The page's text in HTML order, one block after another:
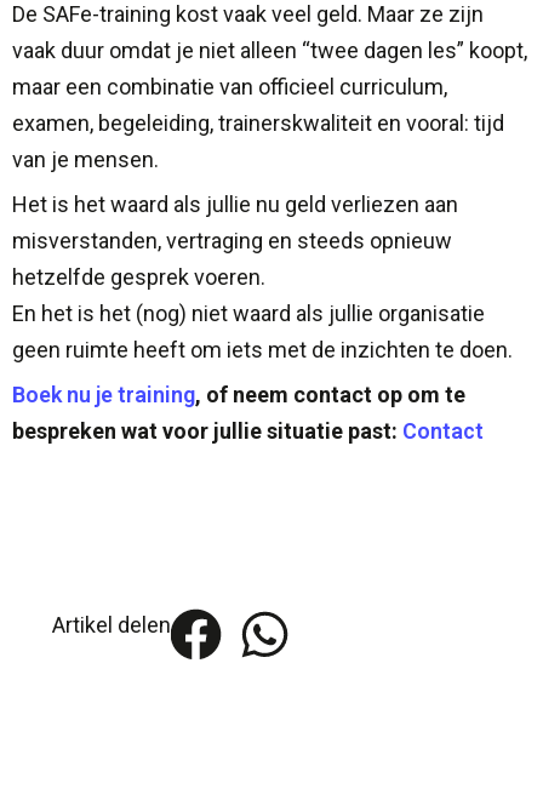
De SAFe-training kost vaak veel geld. Maar ze zijn
vaak duur omdat je niet alleen “twee dagen les” koopt,
maar een combinatie van officieel curriculum,
examen, begeleiding, trainerskwaliteit en vooral: tijd
van je mensen.
Het is het waard als jullie nu geld verliezen aan
misverstanden, vertraging en steeds opnieuw
hetzelfde gesprek voeren.
En het is het (nog) niet waard als jullie organisatie
geen ruimte heeft om iets met de inzichten te doen.
Boek nu je training, of neem contact op om te
bespreken wat voor jullie situatie past: Contact
Artikel delen